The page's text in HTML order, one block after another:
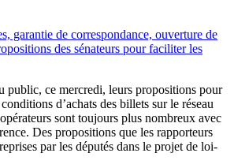
garantie de correspondance, ouverture de
des sénateurs pour faciliter les
public, ce mercredi, leurs propositions pour
d’achats des billets sur le réseau
sont toujours plus nombreux avec
Des propositions que les rapporteurs
par les députés dans le projet de loi-